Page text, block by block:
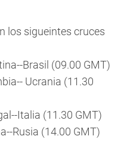
los sigueintes cruces
Brasil (09.00 GMT)
Ucrania (11.30
Italia (11.30 GMT)
Rusia (14.00 GMT)